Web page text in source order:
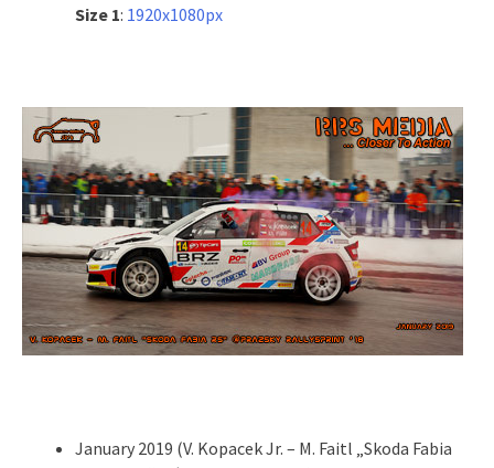
Size 1: 1920x1080px
January 2019 (V. Kopacek Jr. – M. Faitl „Skoda Fabia